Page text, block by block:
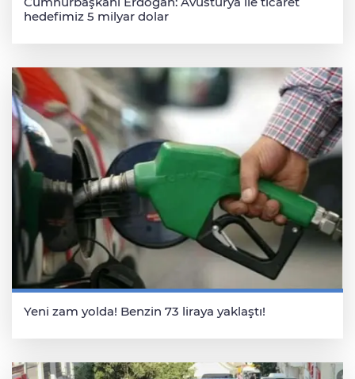
hedefimiz 5 milyar dolar
Yeni zam yolda! Benzin 73 liraya yaklaştı!